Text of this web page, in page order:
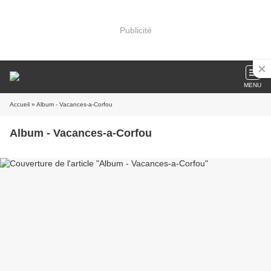
Publicité
MENU
Accueil » Album - Vacances-a-Corfou
Album - Vacances-a-Corfou